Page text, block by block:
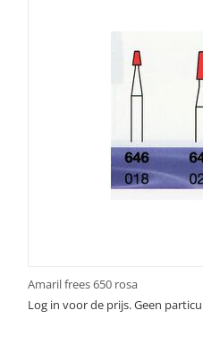
Amaril frees 650 rosa
Log in voor de prijs. Geen